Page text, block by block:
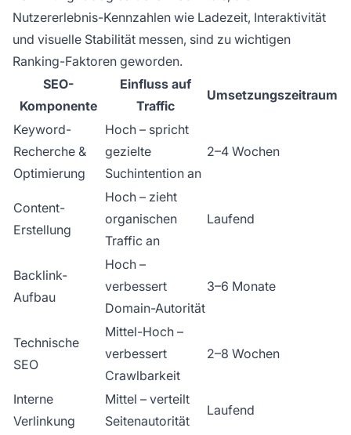
Nutzererlebnis-Kennzahlen wie Ladezeit, Interaktivität
und visuelle Stabilität messen, sind zu wichtigen
Ranking-Faktoren geworden.
SEO-
Komponente
Einfluss auf
Traffic
Umsetzungszeitraum
Keyword-
Recherche &
Optimierung
Hoch – spricht
gezielte
Suchintention an
2–4 Wochen
Content-
Erstellung
Hoch – zieht
organischen
Traffic an
Laufend
Backlink-
Aufbau
Hoch –
verbessert
Domain-Autorität
3–6 Monate
Technische
SEO
Mittel-Hoch –
verbessert
Crawlbarkeit
2–8 Wochen
Interne
Verlinkung
Mittel – verteilt
Seitenautorität
Laufend